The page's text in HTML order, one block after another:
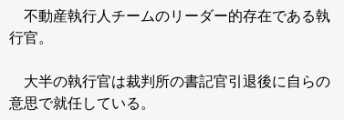
不動産執行人チームのリーダー的存在である執
行官。
大半の執行官は裁判所の書記官引退後に自らの
意思で就任している。